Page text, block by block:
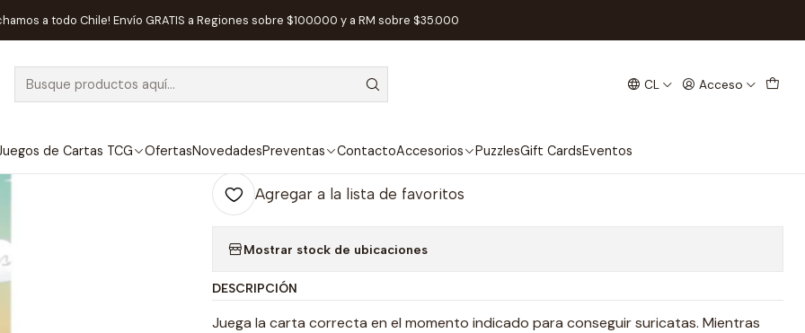
CL Acceso
de Cartas TCG OfertasNovedadesPreventas ContactoAccesorios PuzzlesGift CardsEventos
a todo Chile! Envío GRATIS a Regiones sobre $100.000 y a RM sobre $35.000
Juegos de Mesa Editorial Fractal Carrera Carroña - Español
Carrera Carroña - Español
Cantidad
Agregar al Carro
Agregar a la lista de favoritos
Mostrar stock de ubicaciones
DESCRIPCIÓN
Juega la carta correcta en el momento indicado para conseguir suricatas. Mientras